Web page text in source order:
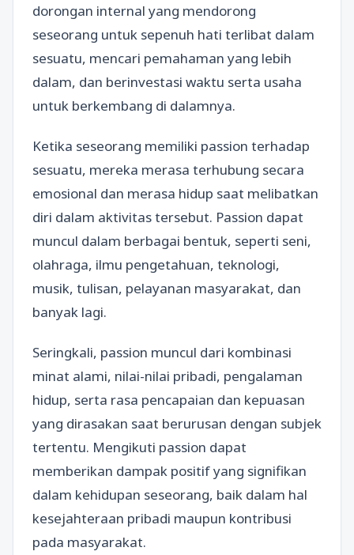
dorongan internal yang mendorong
seseorang untuk sepenuh hati terlibat dalam
sesuatu, mencari pemahaman yang lebih
dalam, dan berinvestasi waktu serta usaha
untuk berkembang di dalamnya.
Ketika seseorang memiliki passion terhadap
sesuatu, mereka merasa terhubung secara
emosional dan merasa hidup saat melibatkan
diri dalam aktivitas tersebut. Passion dapat
muncul dalam berbagai bentuk, seperti seni,
olahraga, ilmu pengetahuan, teknologi,
musik, tulisan, pelayanan masyarakat, dan
banyak lagi.
Seringkali, passion muncul dari kombinasi
minat alami, nilai-nilai pribadi, pengalaman
hidup, serta rasa pencapaian dan kepuasan
yang dirasakan saat berurusan dengan subjek
tertentu. Mengikuti passion dapat
memberikan dampak positif yang signifikan
dalam kehidupan seseorang, baik dalam hal
kesejahteraan pribadi maupun kontribusi
pada masyarakat.